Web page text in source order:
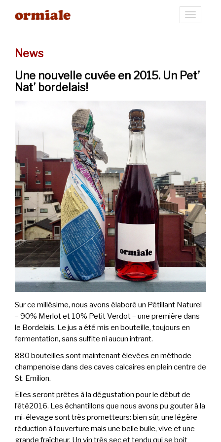
Toggle
News
Une nouvelle cuvée en 2015. Un Pet’
Nat’ bordelais!
Sur ce millésime, nous avons élaboré un Pétillant Naturel
– 90% Merlot et 10% Petit Verdot – une première dans
le Bordelais. Le jus a été mis en bouteille, toujours en
fermentation, sans sulfite ni aucun intrant.
880 bouteilles sont maintenant élevées en méthode
champenoise dans des caves calcaires en plein centre de
St. Emilion.
Elles seront prêtes à la dégustation pour le début de
l’été2016. Les échantillons que nous avons pu gouter à la
mi-élevage sont très prometteurs: bien sûr, une légère
réduction à l’ouverture mais une belle bulle, vive et une
grande fraîcheur. Un vin très sec et tendu qui se boit